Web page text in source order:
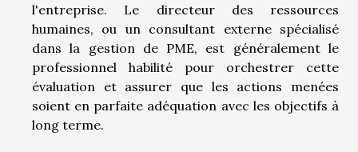
l'entreprise. Le directeur des ressources
humaines, ou un consultant externe spécialisé
dans la gestion de PME, est généralement le
professionnel habilité pour orchestrer cette
évaluation et assurer que les actions menées
soient en parfaite adéquation avec les objectifs à
long terme.